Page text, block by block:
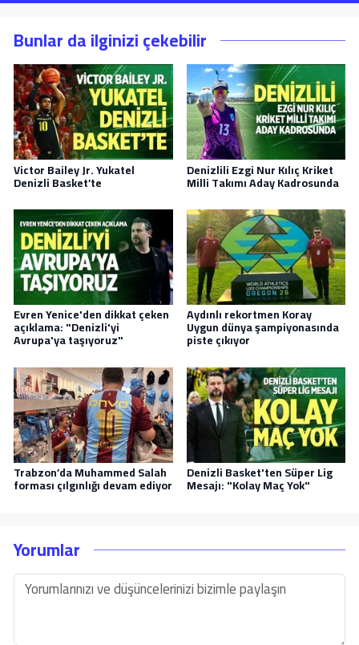
Bunlar da ilginizi çekebilir
Victor Bailey Jr. Yukatel
Denizli Basket’te
Denizlili Ezgi Nur Kılıç Kriket
Milli Takımı Aday Kadrosunda
Evren Yenice'den dikkat çeken
açıklama: "Denizli'yi
Avrupa'ya taşıyoruz"
Aydınlı rekortmen Koray
Uygun dünya şampiyonasında
piste çıkıyor
Trabzon’da Muhammed Salah
forması çılgınlığı devam ediyor
Denizli Basket'ten Süper Lig
Mesajı: "Kolay Maç Yok"
Yorumlar